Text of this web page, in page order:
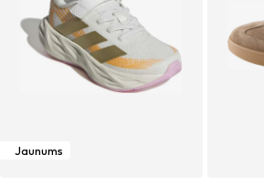
Jaunums